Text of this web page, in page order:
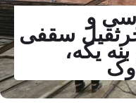
و
جرثقیل سقفی
یکه،